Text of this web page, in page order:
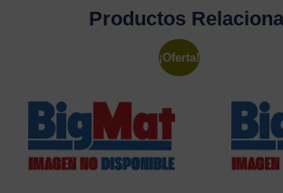
Productos
¡Oferta!